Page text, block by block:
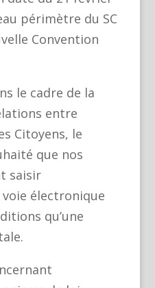
périmètre du SC
Convention
le cadre de la
entre
Citoyens, le
que nos
saisir
électronique
qu’une